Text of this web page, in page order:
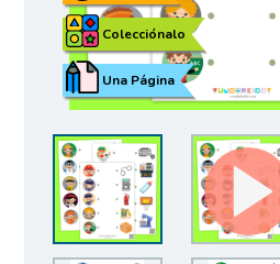
Una Página
Colecciónalo